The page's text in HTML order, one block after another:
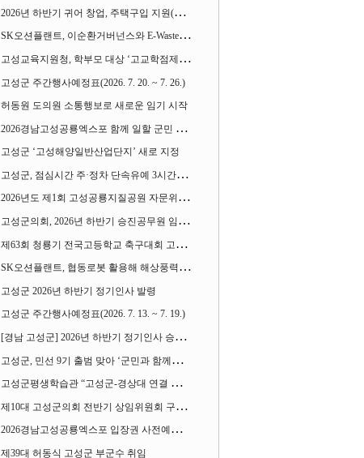
2026년 하반기 귀어 창업, 주택구입 지원(융자) 사업대상자 모집
SK오션플랜트, 이순환거버넌스와 E-Waste Zero 업무협약
고성교육지원청, 학부모 대상 ‘고교학점제와 대입제도 설명회’ 열어
고성군 주간행사예정표(2026. 7. 20. ~ 7. 26.)
허동원 도의원 소통행보로 새로운 임기 시작
2026경남고성공룡엑스포 함께 일할 군민 모집
고성군 ‘고성해양일반산업단지’ 새로 지정
고성군, 점심시간 주·정차 단속유예 3시간으로 확대
2026년도 제1회 고성공룡지질공원 자문위원회 열어
고성군의회, 2026년 하반기 승진공무원 임용장 수여
제63회 청룡기 전국고등학교 축구대회 고성서 열린다
SK오션플랜트, 협동로봇 활용해 해상풍력 생산 혁신 속도 낸다
고성군 2026년 하반기 정기인사 발령
고성군 주간행사예정표(2026. 7. 13. ~ 7. 19.)
[경남 고성군] 2026년 하반기 정기인사 승진심사 결과
고성군, 민선 9기 출범 맞아 ‘군민과 함께하는 대전환 소통간담회’ 열어
고성군평생학습관 “고성군-경상대 연결 평생교육” 운영
제10대 고성군의회 전반기 상임위원회 구성 완료
2026경남고성공룡엑스포 입장권 사전예매 시작
제39대 허동식 고성군 부군수 취임